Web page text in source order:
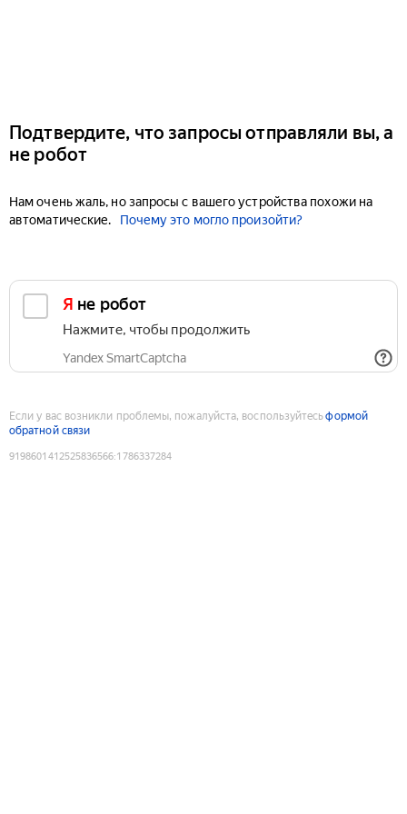
Подтвердите, что запросы отправляли вы, а
не робот
Нам очень жаль, но запросы с вашего устройства похожи на
автоматические.
Почему это могло произойти?
Я не робот
Нажмите, чтобы продолжить
Yandex SmartCaptcha
Если у вас возникли проблемы, пожалуйста, воспользуйтесьформой
обратной связи
9198601412525836566:1786337284